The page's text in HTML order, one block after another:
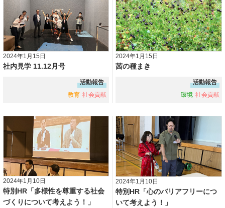
2024年1月15日
社内見学 11.12月号
活動報告
教育 社会貢献
2024年1月15日
茜の種まき
活動報告
環境 社会貢献
2024年1月10日
特別HR「多様性を尊重する社会
づくりについて考えよう！」
2024年1月10日
特別HR「心のバリアフリーにつ
いて考えよう！」